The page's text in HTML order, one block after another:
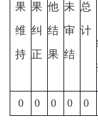
果
维
持
果
纠
正
他
结
果
未
审
结
总
计
0 0 0 0 0